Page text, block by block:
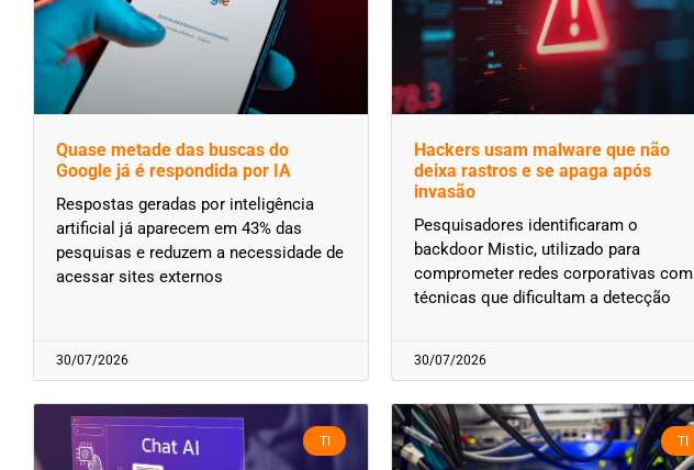
Quase metade das buscas do
Google já é respondida por IA
Respostas geradas por inteligência
artificial já aparecem em 43% das
pesquisas e reduzem a necessidade de
acessar sites externos
30/07/2026
Hackers usam malware que não
deixa rastros e se apaga após
invasão
Pesquisadores identificaram o
backdoor Mistic, utilizado para
comprometer redes corporativas com
técnicas que dificultam a detecção
30/07/2026
TI TI